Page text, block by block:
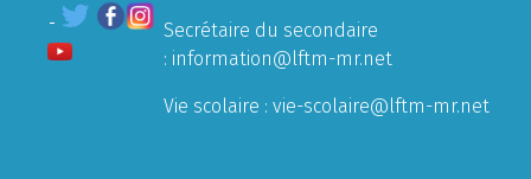
Secrétaire du secondaire
: information@lftm-mr.net
Vie scolaire : vie-scolaire@lftm-mr.net